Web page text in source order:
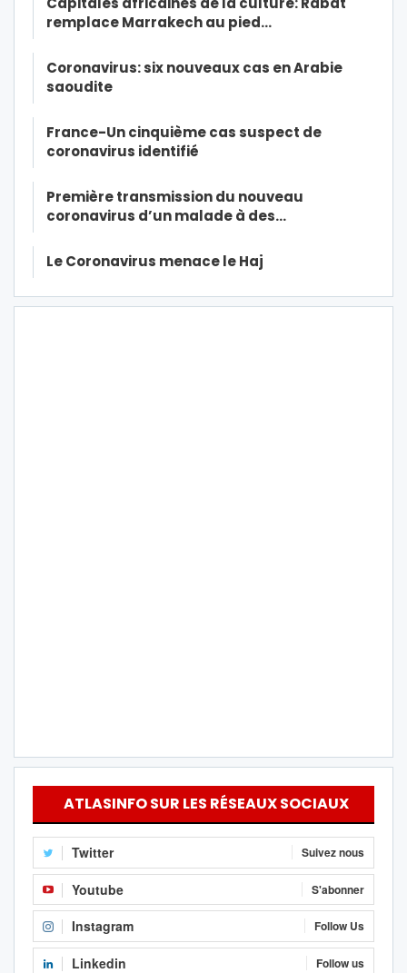
remplace Marrakech au pied…
Coronavirus: six nouveaux cas en Arabie
saoudite
France-Un cinquième cas suspect de
coronavirus identifié
Première transmission du nouveau
coronavirus d’un malade à des…
Le Coronavirus menace le Haj
ATLASINFO SUR LES RÉSEAUX SOCIAUX
Twitter Suivez nous
Youtube S'abonner
Instagram Follow Us
Linkedin Follow us